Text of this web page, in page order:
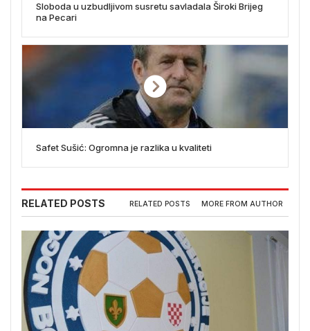
Sloboda u uzbudljivom susretu savladala Široki Brijeg
na Pecari
Safet Sušić: Ogromna je razlika u kvaliteti
RELATED POSTS RELATED POSTS MORE FROM AUTHOR